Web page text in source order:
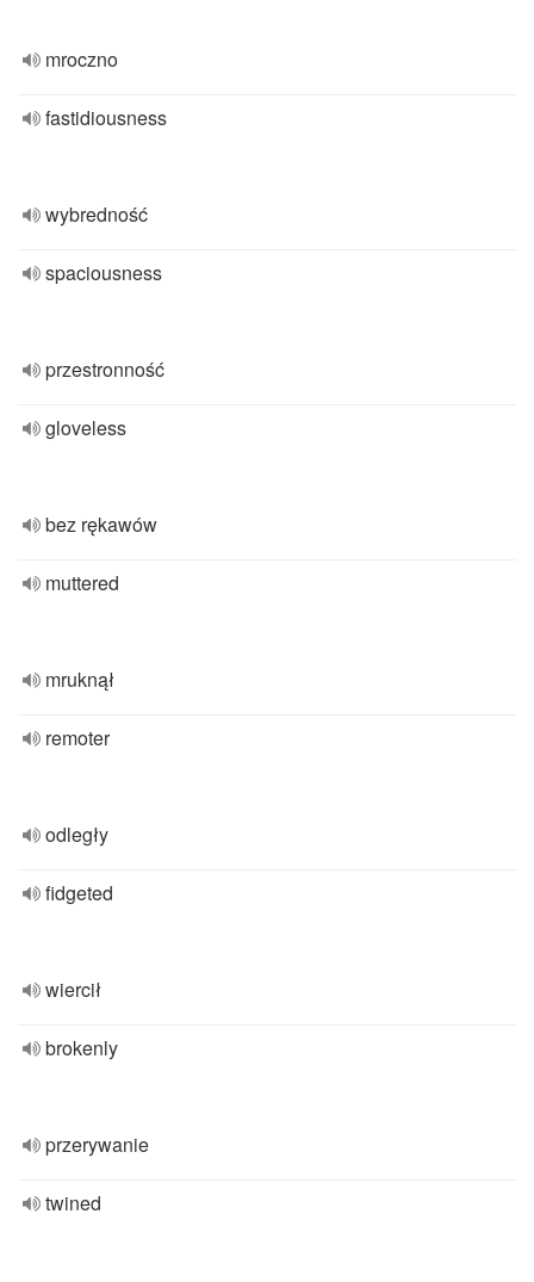
mroczno
fastidiousness
wybredność
spaciousness
przestronność
gloveless
bez rękawów
muttered
mruknął
remoter
odległy
fidgeted
wiercił
brokenly
przerywanie
twined